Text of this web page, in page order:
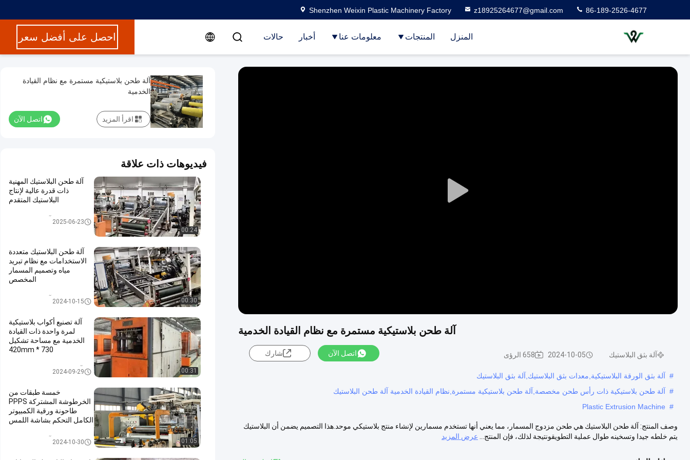
Shenzhen Weixin Plastic Machinery Factory z18925264677@gmail.com 86-189-2526-4677
المنزل المنتجات معلومات عنا أخبار حالات احصل على أفضل سعر
Play
آلة طحن بلاستيكية مستمرة مع نظام القيادة الخدمية
آلة بثق البلاستيك 2024-10-05 658 الرؤى اتصل الآن شارك
# آلة بثق الورقة البلاستيكية,معدات بثق البلاستيك,آلة بثق البلاستيك
# آلة طحن بلاستيكية ذات رأس طحن مخصصة,آلة طحن بلاستيكية مستمرة,نظام القيادة الخدمية آلة طحن البلاستيك
#
Plastic Extrusion Machine
وصف المنتج: آلة طحن البلاستيك هي طحن مزدوج المسمار، مما يعني أنها تستخدم مسمارين لإنشاء منتج بلاستيكي موحد.هذا التصميم يضمن أن البلاستيك
يتم خلطه جيدا وتسخينه طوال عملية التطويقونتيجة لذلك، فإن المنتج...
عرض المزيد
آلة طحن بلاستيكية مستمرة مع نظام القيادة
الخدمية
اتصل الآن اقرأ المزيد
فيديوهات ذات علاقة
00:24
آلة طحن البلاستيك المهنية
ذات قدرة عالية لإنتاج
البلاستيك المتقدم
2025-06-23
00:30
آلة طحن البلاستيك متعددة
الاستخدامات مع نظام تبريد
مياه وتصميم المسمار
المخصص
2024-10-15
00:31
آلة تصنيع أكواب بلاستيكية
لمرة واحدة ذات القيادة
الخدمية مع مساحة تشكيل
730 * 420mm
آلة تشكيل البلاستيك بالحرارة
2024-09-29
01:05
خمسة طبقات من
الخرطوشة المشتركة PPPS
طاحونة ورقية الكمبيوتر
الكامل التحكم بشاشة اللمس
2024-10-30